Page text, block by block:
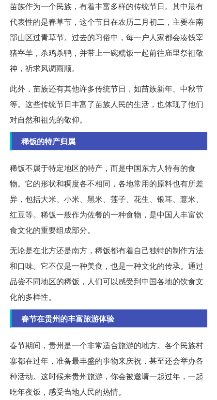
苗族作为一个民族，有着丰富多样的传统节日。其中最有
代表性的是春草节，这个节日在农历二月初二，主要在南
部山区过青草节。过去的习俗中，每一户人家都会凑钱宰
猪宰羊，杀鸡杀鸭，并带上一碗糯饭一起前往庙里祭祖敬
神，祈求风调雨顺。
此外，苗族还有其他许多传统节日，如苗族新年、中秋节
等。这些传统节日丰富了苗族人民的生活，也体现了他们
对自然和祖先的敬仰。
稀饭的特产归属
稀饭不属于特定地区的特产，而是中国东方人特有的食
物。它的形状和稠度各不相同，各地常用的原料也有所差
异，包括大米、小米、黑米、莲子、花生、银耳、薏米、
红豆等。稀饭一般作为佐餐的一种食物，是中国人丰富饮
食文化的重要组成部分。
无论是在北方还是南方，稀饭都有着自己独特的制作方法
和口味。它不仅是一种美食，也是一种文化的传承。通过
品尝不同地区的稀饭，人们可以感受到中国各地的饮食文
化的多样性。
春节在贵州的丰富旅游体验
春节期间，贵州是一个非常适合旅游的地方。各个民族村
寨都在过年，准备最丰盛的事物来庆祝，甚至还会举办各
种活动。这时候来贵州旅游，你会被邀请一起过年，一起
吃年夜饭，感受当地人民的热情。